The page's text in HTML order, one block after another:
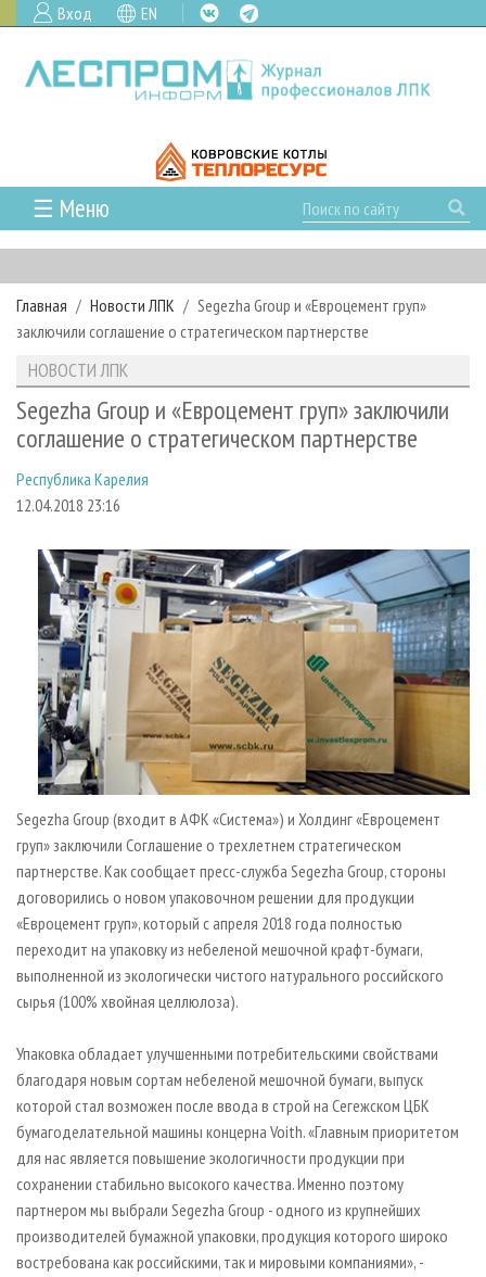
Вход EN
☰ Меню
ГЛАВНАЯ
РУБРИКИ И ТЕМЫ
РУБРИКИ ЖУРНАЛА
ЛЕСОЗАГОТОВКА
ЛЕСОПИЛЕНИЕ
СУШКА ДРЕВЕСИНЫ
ДЕРЕВЯННОЕ ДОМОСТРОЕНИЕ
ПРОИЗВОДСТВО МЕБЕЛИ
БИОЭНЕРГЕТИКА
ЦБП
ИНСТРУМЕНТ И МАТЕРИАЛЫ
НОВОСТИ
НОВОСТИ ЛПК
НОВОСТИ ЖУРНАЛА
ПРОЕКТЫ ЛПИ
АНАЛИТИКА
ПРЕДПРИЯТИЯ ЛПК
ПЕРСОНЫ
ОФИЦИАЛЬНЫЕ ДЕЛЕГАЦИИ
ПРИОРИТЕТНЫЕ ИНВЕСТПРОЕКТЫ
RUSSIAN FORESTRY REVIEW
ГАЗЕТА ЛЕСПРОМФОРУМ
БИБЛИОТЕКА СПЕЦИАЛИСТА
АРХИВ
АРХИВ ЖУРНАЛОВ
СТАТЬИ
О ЖУРНАЛЕ
ПОДПИСКА
КОНТАКТЫ
РЕКЛАМОДАТЕЛЯМ
РЕКЛАМА
Главная Новости ЛПК
Segezha Group и «Евроцемент груп»
заключили соглашение о стратегическом партнерстве
НОВОСТИ ЛПК
Segezha Group и «Евроцемент груп» заключили
соглашение о стратегическом партнерстве
Республика Карелия
12.04.2018 23:16
Segezha Group (входит в АФК «Система») и Холдинг «Евроцемент
груп» заключили Соглашение о трехлетнем стратегическом
партнерстве. Как сообщает пресс-служба Segezha Group, стороны
договорились о новом упаковочном решении для продукции
«Евроцемент груп», который с апреля 2018 года полностью
переходит на упаковку из небеленой мешочной крафт-бумаги,
выполненной из экологически чистого натурального российского
сырья (100% хвойная целлюлоза).
Упаковка обладает улучшенными потребительскими свойствами
благодаря новым сортам небеленой мешочной бумаги, выпуск
которой стал возможен после ввода в строй на Сегежском ЦБК
бумагоделательной машины концерна Voith. «Главным приоритетом
для нас является повышение экологичности продукции при
сохранении стабильно высокого качества. Именно поэтому
партнером мы выбрали Segezha Group - одного из крупнейших
производителей бумажной упаковки, продукция которого широко
востребована как российскими, так и мировыми компаниями», -